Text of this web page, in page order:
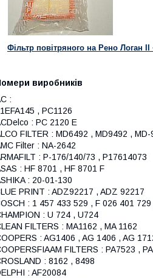
Фільтр повітряного на Рено Логан
виробників
:
, PC1126
: PC 2120 E
FILTER : MD6492 , MD9492 , MD-
Filter : NA-2642
: P-176/140/73 , P17614073
: HF 8701 , HF 8701 F
: 20-01-130
PRINT : ADZ92217 , ADZ 92217
: 1 457 433 529 , F 026 401 729
: U 724 , U724
FILTERS : MA1162 , MA 1162
: AG1406 , AG 1406 , AG
FILTERS : PA7523 ,
: 8162 , 8498
: AF20084